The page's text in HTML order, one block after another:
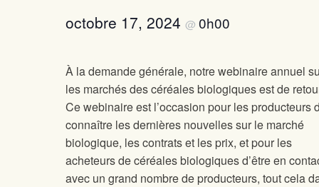
octobre 17, 2024 @ 0h00
À la demande générale, notre webinaire annuel
les marchés des céréales biologiques est de
Ce webinaire est l’occasion pour les producteurs
connaître les dernières nouvelles sur le marché
biologique, les contrats et les prix, et pour les
acheteurs de céréales biologiques d’être en
avec un grand nombre de producteurs, tout cela